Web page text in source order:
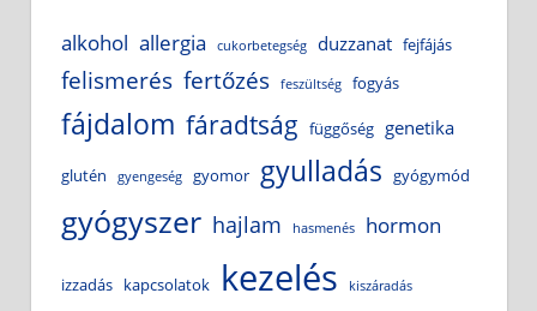
alkohol allergia cukorbetegség duzzanat fejfájás
felismerés fertőzés feszültség fogyás
fájdalom fáradtság függőség genetika
glutén gyengeség gyomor gyulladás gyógymód
gyógyszer hajlam hasmenés hormon
izzadás kapcsolatok kezelés kiszáradás